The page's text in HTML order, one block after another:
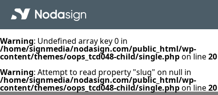
Warning: Undefined array key 0 in
/home/signmedia/nodasign.com/public_html/wp-
content/themes/oops_tcd048-child/single.phpon line20
Warning: Attempt to read property "slug" on null in
/home/signmedia/nodasign.com/public_html/wp-
content/themes/oops_tcd048-child/single.phpon line20